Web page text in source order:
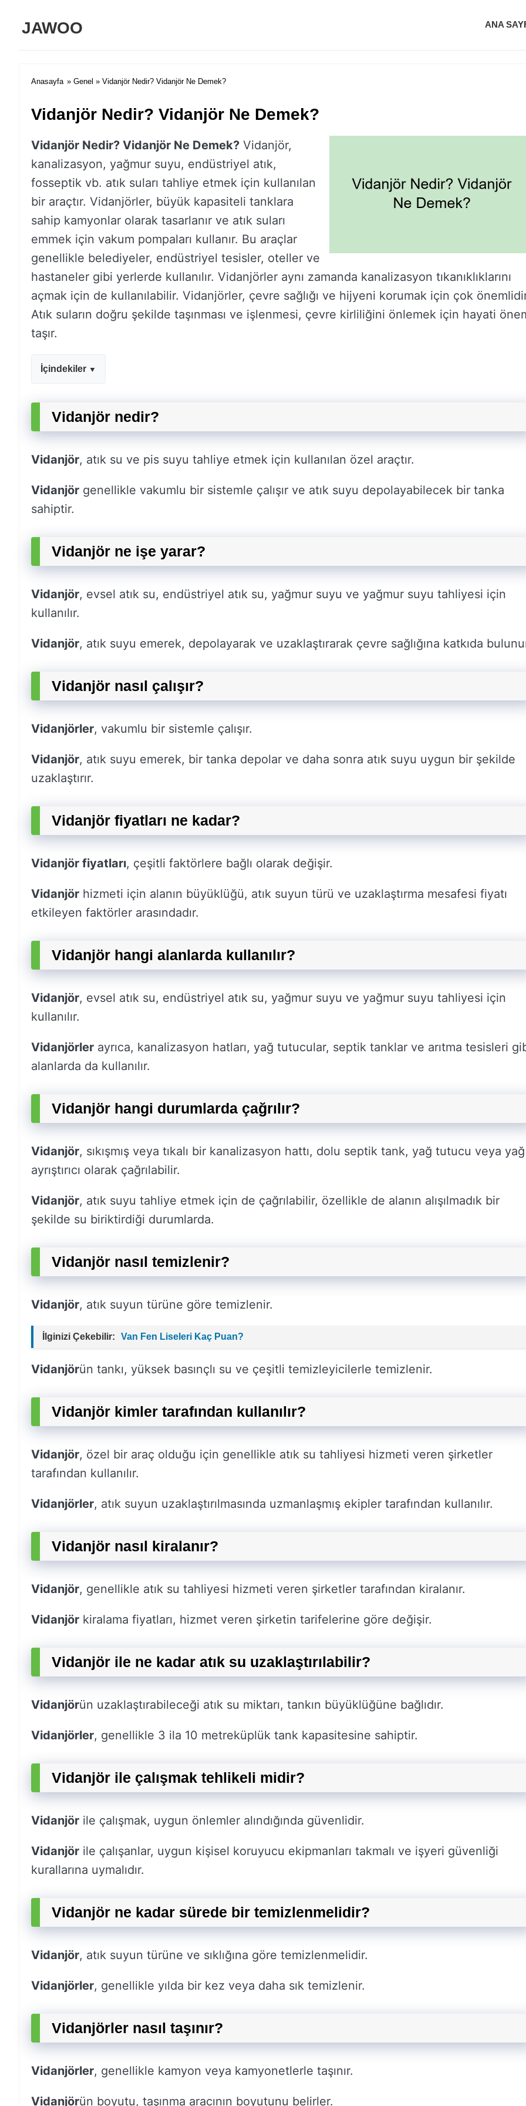
JAWOO ANA
Anasayfa » Genel » Vidanjör Nedir? Vidanjör Ne Demek?
Vidanjör Nedir? Vidanjör Ne Demek?
Vidanjör Nedir? Vidanjör Ne Demek? Vidanjör,
kanalizasyon, yağmur suyu, endüstriyel atık,
fosseptik vb. atık suları tahliye etmek için kullanılan
bir araçtır. Vidanjörler, büyük kapasiteli tanklara
sahip kamyonlar olarak tasarlanır ve atık suları
emmek için vakum pompaları kullanır. Bu araçlar
genellikle belediyeler, endüstriyel tesisler, oteller ve
hastaneler gibi yerlerde kullanılır. Vidanjörler aynı zamanda kanalizasyon tıkanıklıklarını
açmak için de kullanılabilir. Vidanjörler, çevre sağlığı ve hijyeni korumak için çok
Atık suların doğru şekilde taşınması ve işlenmesi, çevre kirliliğini önlemek için hayati
taşır.
İçindekiler
Vidanjör nedir?
Vidanjör, atık su ve pis suyu tahliye etmek için kullanılan özel araçtır.
Vidanjör genellikle vakumlu bir sistemle çalışır ve atık suyu depolayabilecek bir tanka
sahiptir.
Vidanjör ne işe yarar?
Vidanjör, evsel atık su, endüstriyel atık su, yağmur suyu ve yağmur suyu tahliyesi için
kullanılır.
Vidanjör, atık suyu emerek, depolayarak ve uzaklaştırarak çevre sağlığına katkıda
Vidanjör nasıl çalışır?
Vidanjörler, vakumlu bir sistemle çalışır.
Vidanjör, atık suyu emerek, bir tanka depolar ve daha sonra atık suyu uygun bir şekilde
uzaklaştırır.
Vidanjör fiyatları ne kadar?
Vidanjör fiyatları, çeşitli faktörlere bağlı olarak değişir.
Vidanjör hizmeti için alanın büyüklüğü, atık suyun türü ve uzaklaştırma mesafesi fiyatı
etkileyen faktörler arasındadır.
Vidanjör hangi alanlarda kullanılır?
Vidanjör, evsel atık su, endüstriyel atık su, yağmur suyu ve yağmur suyu tahliyesi için
kullanılır.
Vidanjörler ayrıca, kanalizasyon hatları, yağ tutucular, septik tanklar ve arıtma tesisleri
alanlarda da kullanılır.
Vidanjör hangi durumlarda çağrılır?
Vidanjör, sıkışmış veya tıkalı bir kanalizasyon hattı, dolu septik tank, yağ tutucu veya yağ
ayrıştırıcı olarak çağrılabilir.
Vidanjör, atık suyu tahliye etmek için de çağrılabilir, özellikle de alanın alışılmadık bir
şekilde su biriktirdiği durumlarda.
Vidanjör nasıl temizlenir?
Vidanjör, atık suyun türüne göre temizlenir.
İlginizi Çekebilir: Van Fen Liseleri Kaç Puan?
Vidanjörün tankı, yüksek basınçlı su ve çeşitli temizleyicilerle temizlenir.
Vidanjör kimler tarafından kullanılır?
Vidanjör, özel bir araç olduğu için genellikle atık su tahliyesi hizmeti veren şirketler
tarafından kullanılır.
Vidanjörler, atık suyun uzaklaştırılmasında uzmanlaşmış ekipler tarafından kullanılır.
Vidanjör nasıl kiralanır?
Vidanjör, genellikle atık su tahliyesi hizmeti veren şirketler tarafından kiralanır.
Vidanjör kiralama fiyatları, hizmet veren şirketin tarifelerine göre değişir.
Vidanjör ile ne kadar atık su uzaklaştırılabilir?
Vidanjörün uzaklaştırabileceği atık su miktarı, tankın büyüklüğüne bağlıdır.
Vidanjörler, genellikle 3 ila 10 metreküplük tank kapasitesine sahiptir.
Vidanjör ile çalışmak tehlikeli midir?
Vidanjör ile çalışmak, uygun önlemler alındığında güvenlidir.
Vidanjör ile çalışanlar, uygun kişisel koruyucu ekipmanları takmalı ve işyeri güvenliği
kurallarına uymalıdır.
Vidanjör ne kadar sürede bir temizlenmelidir?
Vidanjör, atık suyun türüne ve sıklığına göre temizlenmelidir.
Vidanjörler, genellikle yılda bir kez veya daha sık temizlenir.
Vidanjörler nasıl taşınır?
Vidanjörler, genellikle kamyon veya kamyonetlerle taşınır.
Vidanjörün boyutu, taşınma aracının boyutunu belirler.